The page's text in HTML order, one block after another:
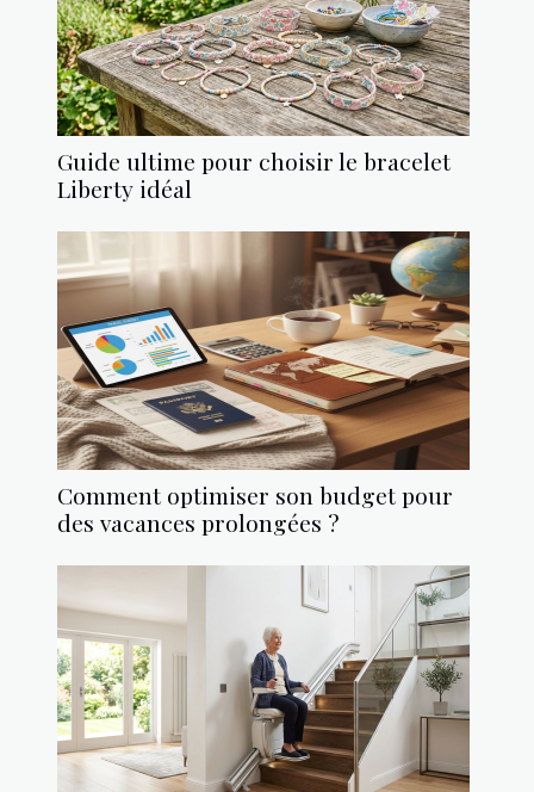
Guide ultime pour choisir le bracelet
Liberty idéal
Comment optimiser son budget pour
des vacances prolongées ?